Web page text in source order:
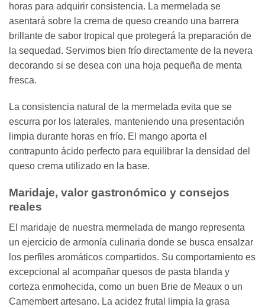
horas para adquirir consistencia. La mermelada se
asentará sobre la crema de queso creando una barrera
brillante de sabor tropical que protegerá la preparación de
la sequedad. Servimos bien frío directamente de la nevera
decorando si se desea con una hoja pequeña de menta
fresca.
La consistencia natural de la mermelada evita que se
escurra por los laterales, manteniendo una presentación
limpia durante horas en frío. El mango aporta el
contrapunto ácido perfecto para equilibrar la densidad del
queso crema utilizado en la base.
Maridaje, valor gastronómico y consejos
reales
El maridaje de nuestra mermelada de mango representa
un ejercicio de armonía culinaria donde se busca ensalzar
los perfiles aromáticos compartidos. Su comportamiento es
excepcional al acompañar quesos de pasta blanda y
corteza enmohecida, como un buen Brie de Meaux o un
Camembert artesano. La acidez frutal limpia la grasa